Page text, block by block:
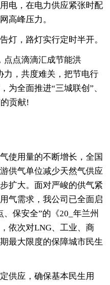
电，在电力供应紧张时配
高峰压力。
灯，路灯实行定时半开。
点点滴滴汇成节能洪
力，共度难关，把节电行
为全面推进“三城联创”、
贡献!
使用量的不断增长，全国
供气单位减少天然气供应
扩大。面对严峻的供气紧
气需求，我公司已全面启
保安全”的《20_年兰州
依次对LNG、工业、商
最大限度的保障城市民生
供应，确保基本民生用